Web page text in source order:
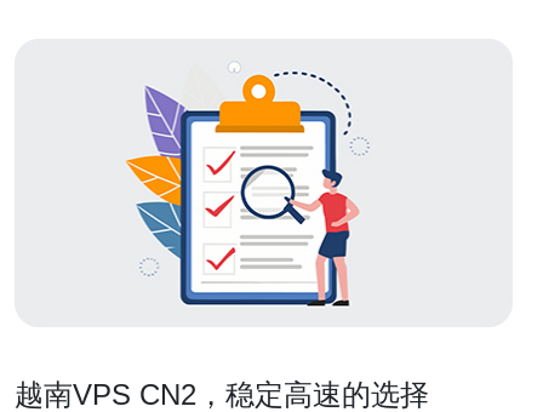
越南VPS CN2，稳定高速的选择